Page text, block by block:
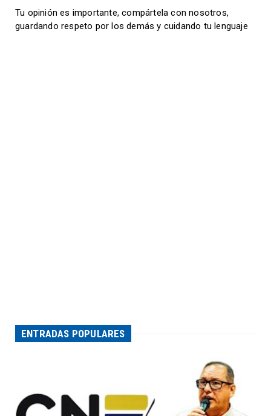
Tu opinión es importante, compártela con nosotros,
guardando respeto por los demás y cuidando tu lenguaje
ENTRADAS POPULARES